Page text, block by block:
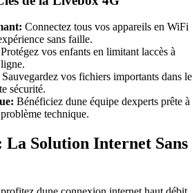
Connectez tous vos appareils en WiFi
sans faille.
Protégez vos enfants en limitant laccès à
Sauvegardez vos fichiers importants dans le
sécurité.
Bénéficiez dune équipe dexperts prête à
technique.
La Solution Internet Sans